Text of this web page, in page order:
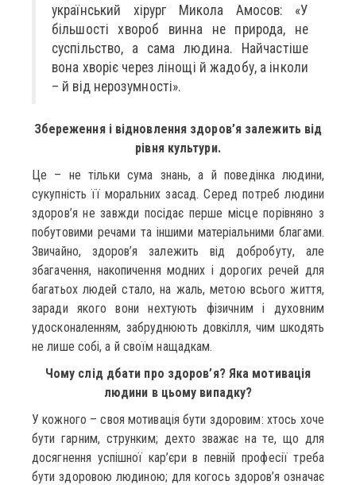
український хірург Микола Амосов: «У
більшості хвороб винна не природа, не
суспільство, а сама людина. Найчастіше
вона хворіє через лінощі й жадобу, а інколи
– й від нерозумності».
Збереження і відновлення здоров’я залежить від
рівня культури.
Це – не тільки сума знань, а й поведінка людини,
сукупність її моральних засад. Серед потреб людини
здоров’я не завжди посідає перше місце порівняно з
побутовими речами та іншими матеріальними благами.
Звичайно, здоров’я залежить від добробуту, але
збагачення, накопичення модних і дорогих речей для
багатьох людей стало, на жаль, метою всього життя,
заради якого вони нехтують фізичним і духовним
удосконаленням, забруднюють довкілля, чим шкодять
не лише собі, а й своїм нащадкам.
Чому слід дбати про здоров’я? Яка мотивація
людини в цьому випадку?
У кожного – своя мотивація бути здоровим: хтось хоче
бути гарним, струнким; дехто зважає на те, що для
досягнення успішної кар’єри в певній професії треба
бути здоровою людиною; для когось здоров’я означає